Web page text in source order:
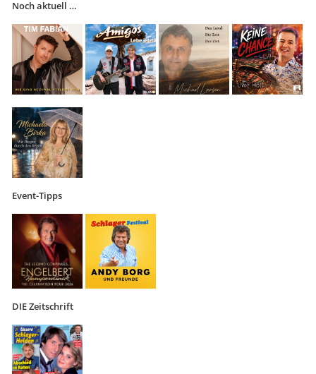
Noch aktuell …
Event-Tipps
DIE Zeitschrift